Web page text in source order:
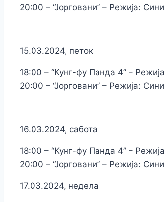
20:00 – “Јорговани” – Режија:
15.03.2024, петок
18:00 – “Кунг-фу Панда 4” –
20:00 – “Јорговани” – Режија:
16.03.2024, сабота
18:00 – “Кунг-фу Панда 4” –
20:00 – “Јорговани” – Режија:
17.03.2024, недела